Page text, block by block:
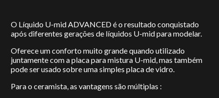
O Líquido U-mid ADVANCED é o resultado conquistado
após diferentes gerações de líquidos U-mid para modelar.
Oferece um conforto muito grande quando utilizado
juntamente com a placa para mistura U-mid, mas também
pode ser usado sobre uma simples placa de vidro.
Para o ceramista, as vantagens são múltiplas :